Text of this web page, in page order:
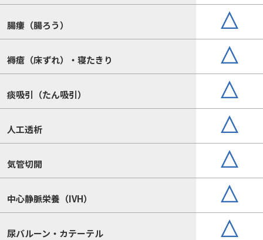
腸瘻（腸ろう）
褥瘡（床ずれ）・寝たきり
痰吸引（たん吸引）
人工透析
気管切開
中心静脈栄養（IVH）
尿バルーン・カテーテル